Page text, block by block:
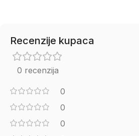
Recenzije kupaca
0 recenzija
0
0
0